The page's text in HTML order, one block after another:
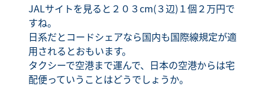
JALサイトを見ると２０３cm(３辺)１個２万円で
すね。
日系だとコードシェアなら国内も国際線規定が適
用されるとおもいます。
タクシーで空港まで運んで、日本の空港からは宅
配便っていうことはどうでしょうか。